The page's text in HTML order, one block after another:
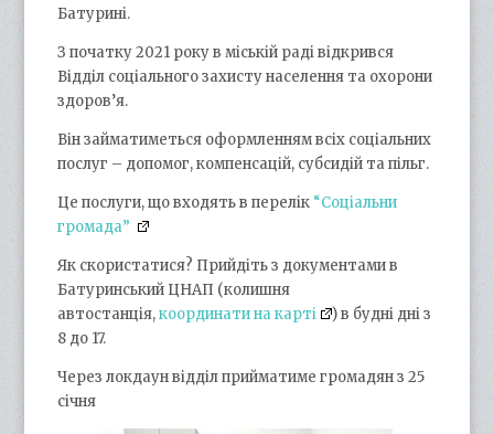
Батурині.
З початку 2021 року в міській раді відкрився
Відділ соціального захисту населення та охорони
здоров’я.
Він займатиметься оформленням всіх соціальних
послуг – допомог, компенсацій, субсидій та пільг.
Це послуги, що входять в перелік “Соціальни
громада”
Як скористатися? Прийдіть з документами в
Батуринський ЦНАП (колишня
автостанція,координати на карті
) в будні дні з
8 до 17.
Через локдаун відділ прийматиме громадян з 25
січня